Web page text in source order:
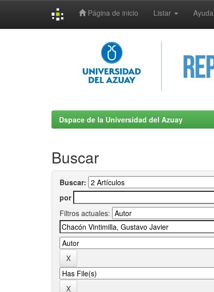
Página de inicio Listar Ayuda
Dspace de la Universidad del Azuay
Buscar
Buscar:
por
Filtros actuales: